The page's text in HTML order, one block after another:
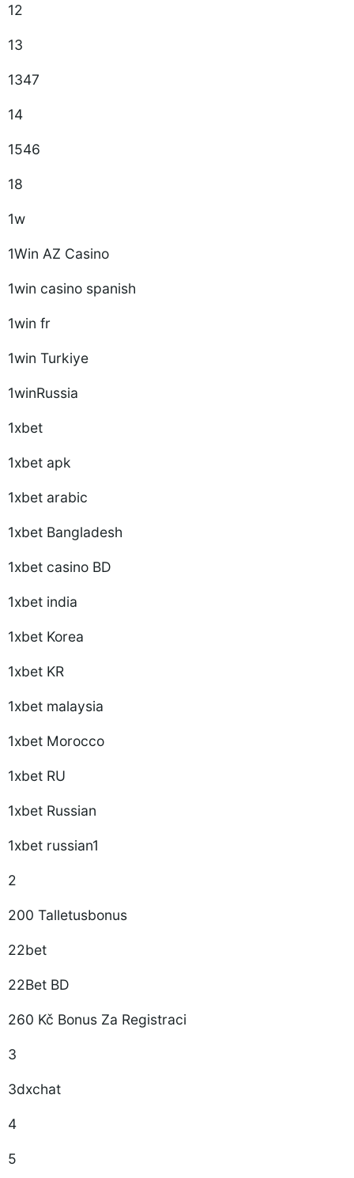
12
13
1347
14
1546
18
1w
1Win AZ Casino
1win casino spanish
1win fr
1win Turkiye
1winRussia
1xbet
1xbet apk
1xbet arabic
1xbet Bangladesh
1xbet casino BD
1xbet india
1xbet Korea
1xbet KR
1xbet malaysia
1xbet Morocco
1xbet RU
1xbet Russian
1xbet russian1
2
200 Talletusbonus
22bet
22Bet BD
260 Kč Bonus Za Registraci
3
3dxchat
4
5